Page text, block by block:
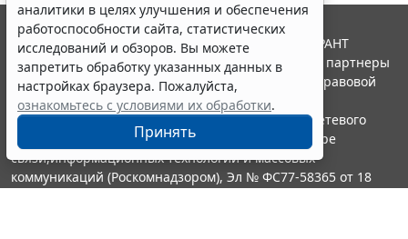
аналитики в целях улучшения и обеспечения
работоспособности сайта, статистических
исследований и обзоров. Вы можете
запретить обработку указанных данных в
настройках браузера. Пожалуйста,
ознакомьтесь с условиями их обработки.
Принять
© ООО "НПП "ГАРАНТ-СЕРВИС", 2026. Система ГАРАНТ
выпускается с 1990 года. Компания "Гарант" и ее партнеры
являются участниками Российской ассоциации правовой
информации ГАРАНТ.
Портал ГАРАНТ.РУ зарегистрирован в качестве сетевого
издания Федеральной службой по надзору в сфере
связи,информационных технологий и массовых
коммуникаций (Роскомнадзором), Эл № ФС77-58365 от 18